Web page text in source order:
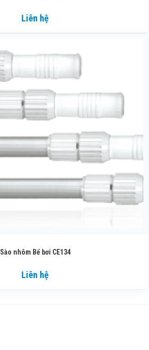
Liên hệ
Sào nhôm Bể bơi CE134
Liên hệ